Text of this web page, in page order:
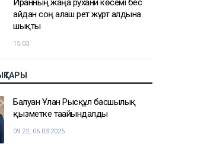
Қазақстанда 10 тамызда 43
градусқа дейін күн ысиды
16:14
Ақмола облысында кәсіпкерден 30
жаттықтырушы ұсталды